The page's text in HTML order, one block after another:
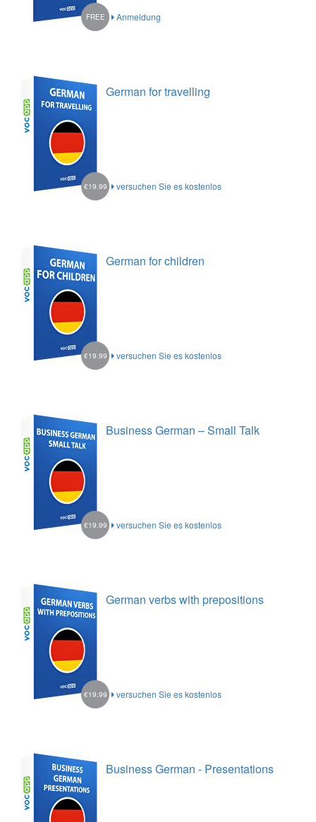
Anmeldung
FREE
German for travelling
versuchen Sie es kostenlos
€19.99
German for children
versuchen Sie es kostenlos
€19.99
Business German – Small Talk
versuchen Sie es kostenlos
€19.99
German verbs with prepositions
versuchen Sie es kostenlos
€19.99
Business German - Presentations